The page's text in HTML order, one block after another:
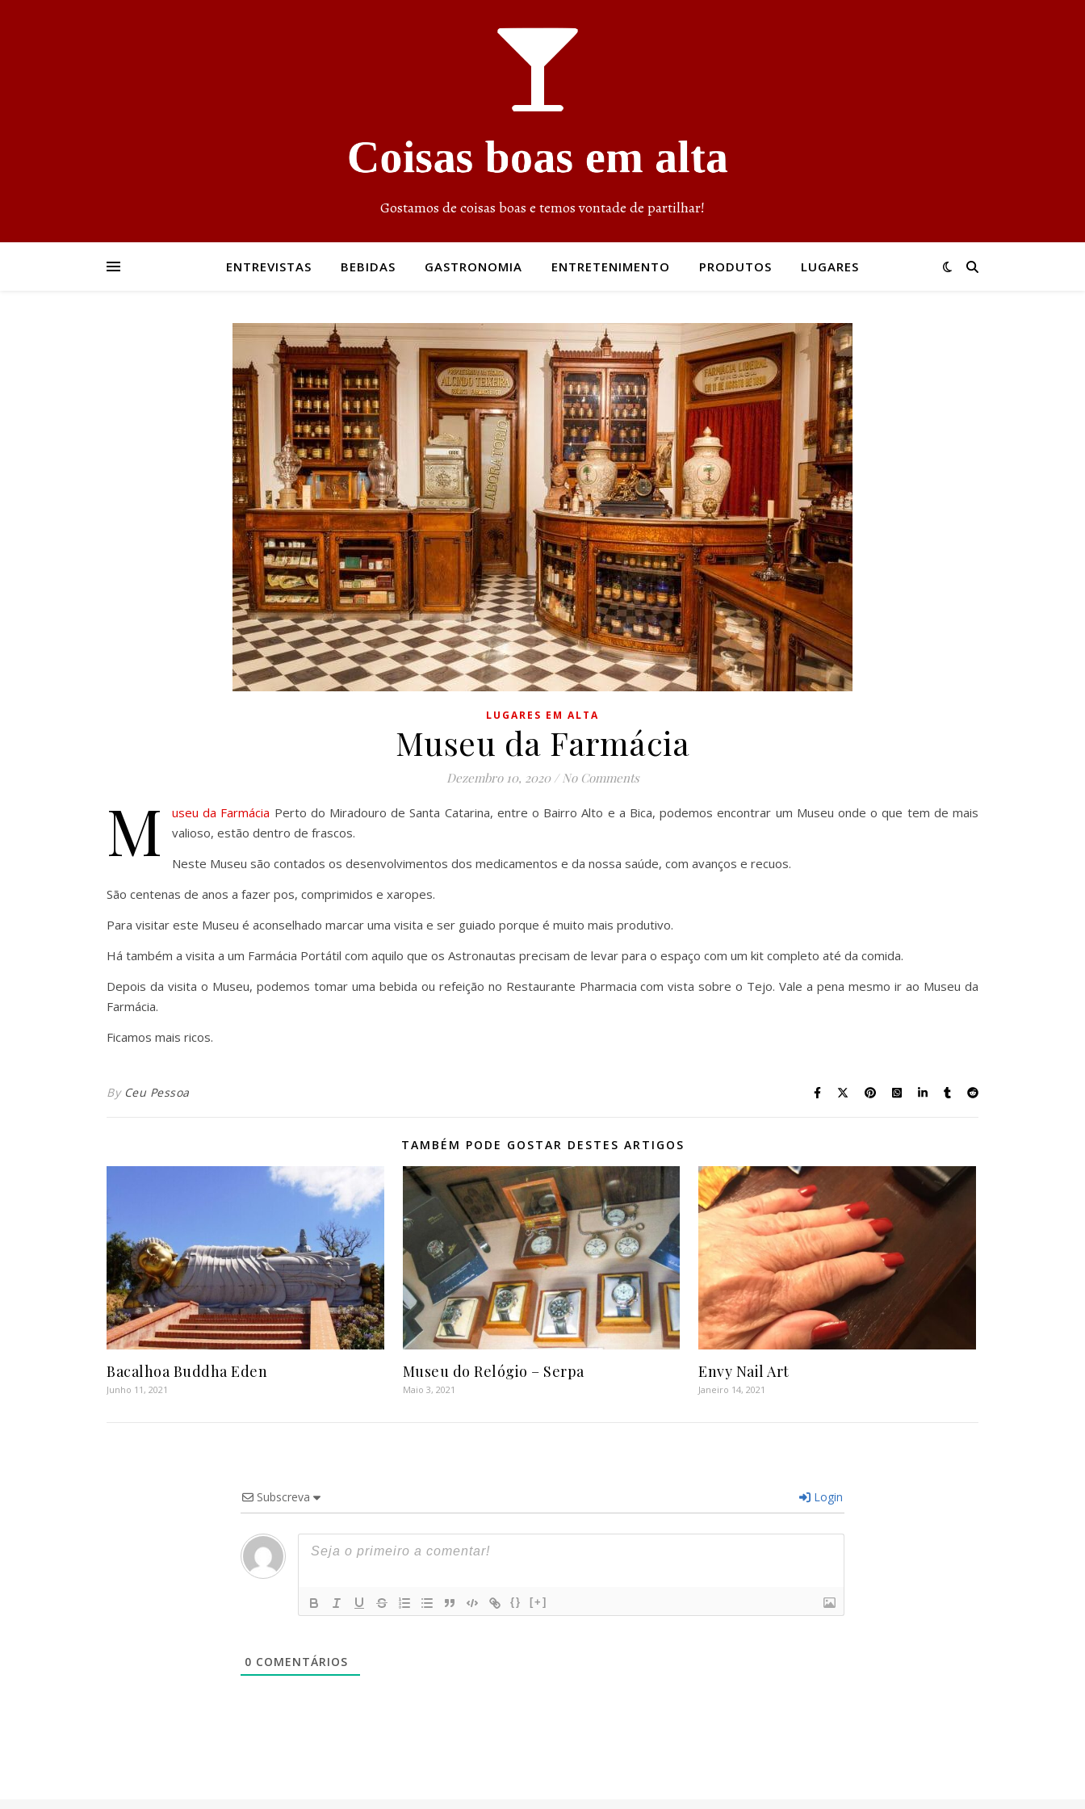
Gostamos de coisas boas e temos vontade de partilhar!
ENTREVISTAS BEBIDAS GASTRONOMIA ENTRETENIMENTO PRODUTOS LUGARES
LUGARES EM ALTA
Museu da Farmácia
Dezembro 10, 2020 / No Comments
M useu da Farmácia Perto do Miradouro de Santa Catarina, entre o Bairro Alto e a Bica, podemos encontrar um Museu onde o que tem de mais
valioso, estão dentro de frascos.
Neste Museu são contados os desenvolvimentos dos medicamentos e da nossa saúde, com avanços e recuos.
São centenas de anos a fazer pos, comprimidos e xaropes.
Para visitar este Museu é aconselhado marcar uma visita e ser guiado porque é muito mais produtivo.
Há também a visita a um Farmácia Portátil com aquilo que os Astronautas precisam de levar para o espaço com um kit completo até da comida.
Depois da visita o Museu, podemos tomar uma bebida ou refeição no Restaurante Pharmacia com vista sobre o Tejo. Vale a pena mesmo ir ao Museu da
Farmácia.
Ficamos mais ricos.
By Ceu Pessoa
TAMBÉM PODE GOSTAR DESTES ARTIGOS
Bacalhoa Buddha Eden
Junho 11, 2021
Museu do Relógio – Serpa
Maio 3, 2021
Envy Nail Art
Janeiro 14, 2021
Subscreva Login
{} [+]
0 COMENTÁRIOS